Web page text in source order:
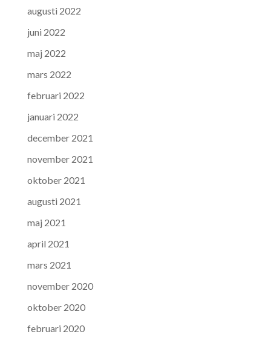
augusti 2022
juni 2022
maj 2022
mars 2022
februari 2022
januari 2022
december 2021
november 2021
oktober 2021
augusti 2021
maj 2021
april 2021
mars 2021
november 2020
oktober 2020
februari 2020